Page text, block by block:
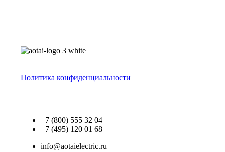
Политика конфиденциальности
+7 (800) 555 32 04
+7 (495) 120 01 68
info@aotaielectric.ru